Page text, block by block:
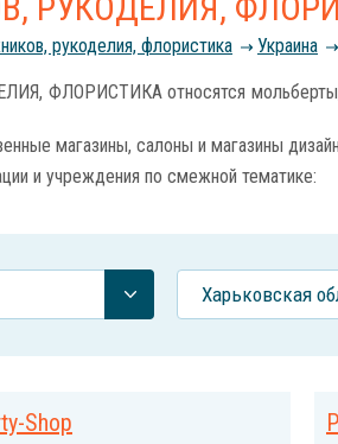
рукоделия, флористика Украина
относятся мольберты,
магазины, салоны и магазины
и учреждения по смежной тематике:
Харьковская
Shop